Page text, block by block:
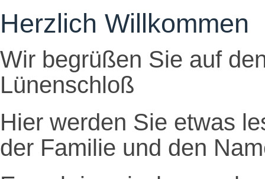
Herzlich Willkommen
Wir begrüßen Sie auf
Lünenschloß
Hier werden Sie etwas
der Familie und den